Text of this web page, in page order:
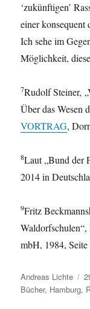
‘zukünftigen’
einer konsequent
Ich sehe im
Möglichkeit,
7Rudolf Steiner,
Über das Wesen
VORTRAG,
8Laut „Bund der
2014 in
9Fritz
Waldorfschulen“,
mbH, 1984, Seite
Autor
Andreas Lichte
Bücher, Hamburg,